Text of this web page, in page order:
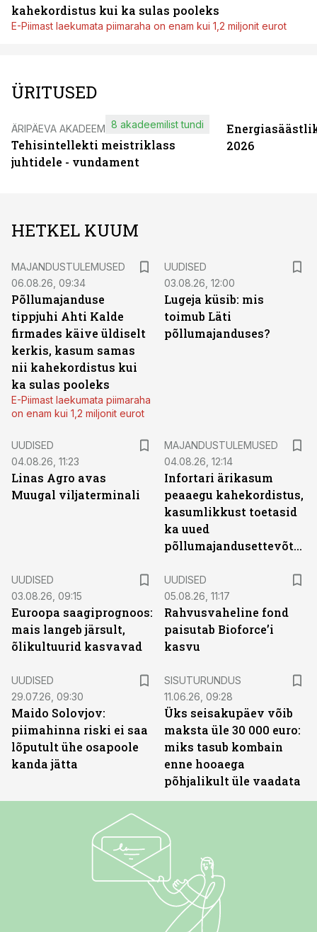
kahekordistus kui ka sulas pooleks
E-Piimast laekumata piimaraha on enam kui 1,2 miljonit eurot
ÜRITUSED
ÄRIPÄEVA AKADEEMIA
Tehisintellekti meistriklass
juhtidele - vundament
8 akadeemilist tundi
2026
HETKEL KUUM
MAJANDUSTULEMUSED
06.08.26, 09:34
Põllumajanduse
tippjuhi Ahti Kalde
firmades käive üldiselt
kerkis, kasum samas
nii kahekordistus kui
ka sulas pooleks
E-Piimast laekumata piimaraha
on enam kui 1,2 miljonit eurot
UUDISED
03.08.26, 12:00
Lugeja küsib: mis
toimub Läti
põllumajanduses?
UUDISED
04.08.26, 11:23
Linas Agro avas
Muugal viljaterminali
MAJANDUSTULEMUSED
04.08.26, 12:14
Infortari ärikasum
peaaegu kahekordistus,
kasumlikkust toetasid
ka uued
põllumajandusettevõtted
UUDISED
03.08.26, 09:15
Euroopa saagiprognoos:
mais langeb järsult,
õlikultuurid kasvavad
UUDISED
05.08.26, 11:17
Rahvusvaheline fond
paisutab Bioforce’i
kasvu
UUDISED
29.07.26, 09:30
Maido Solovjov:
piimahinna riski ei saa
lõputult ühe osapoole
kanda jätta
SISUTURUNDUS
11.06.26, 09:28
Üks seisakupäev võib
maksta üle 30 000 euro:
miks tasub kombain
enne hooaega
põhjalikult üle vaadata